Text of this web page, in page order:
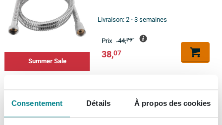
Consentement Détails À propos des cookies
Summer Sale
Livraison:2 - 3 semaines
Prix 44,79
38,07
IVY Flexible de douche - lisse -
150cm - metal black PVD